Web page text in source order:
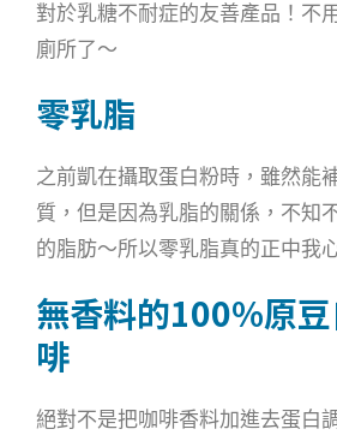
對於乳糖不耐症的友善產品！不
廁所了～
零乳脂
之前凱在攝取蛋白粉時，雖然能
質，但是因為乳脂的關係，不知
的脂肪～所以零乳脂真的正中我
無香料的100%原
啡
絕對不是把咖啡香料加進去蛋白